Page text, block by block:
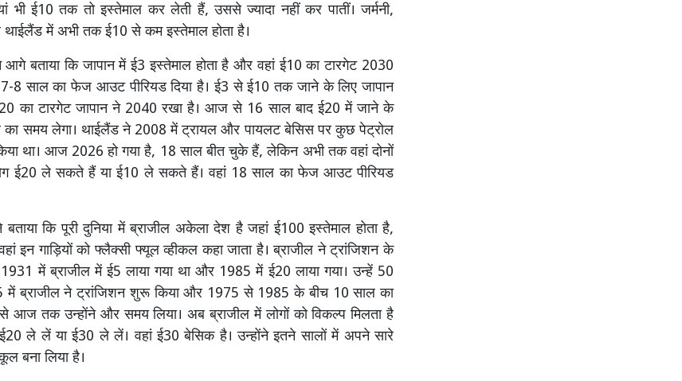
भी ई10 तक तो इस्तेमाल कर लेती हैं, उससे ज्यादा नहीं कर पातीं। जर्मनी,
में अभी तक ई10 से कम इस्तेमाल होता है।
बताया कि जापान में ई3 इस्तेमाल होता है और वहां ई10 का टारगेट 2030
7-8 साल का फेज आउट पीरियड दिया है। ई3 से ई10 तक जाने के लिए जापान
का टारगेट जापान ने 2040 रखा है। आज से 16 साल बाद ई20 में जाने के
का समय लेगा। थाईलैंड ने 2008 में ट्रायल और पायलट बेसिस पर कुछ पेट्रोल
था। आज 2026 हो गया है, 18 साल बीत चुके हैं, लेकिन अभी तक वहां दोनों
ई20 ले सकते हैं या ई10 ले सकते हैं। वहां 18 साल का फेज आउट पीरियड
कि पूरी दुनिया में ब्राजील अकेला देश है जहां ई100 इस्तेमाल होता है,
वहां इन गाड़ियों को फ्लैक्सी फ्यूल व्हीकल कहा जाता है। ब्राजील ने ट्रांजिशन के
में ब्राजील में ई5 लाया गया था और 1985 में ई20 लाया गया। उन्हें 50
में ब्राजील ने ट्रांजिशन शुरू किया और 1975 से 1985 के बीच 10 साल का
आज तक उन्होंने और समय लिया। अब ब्राजील में लोगों को विकल्प मिलता है
ले लें या ई30 ले लें। वहां ई30 बेसिक है। उन्होंने इतने सालों में अपने सारे
बना लिया है।